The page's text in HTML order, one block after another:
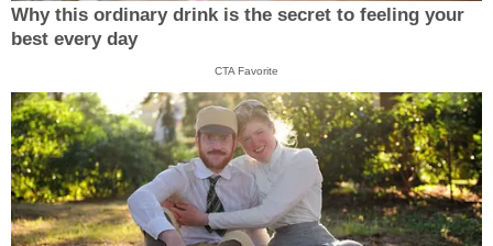
Why this ordinary drink is the secret to feeling your
best every day
CTA Favorite